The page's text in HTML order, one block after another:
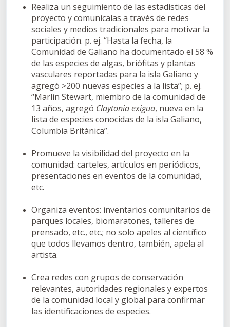
Realiza un seguimiento de las estadísticas del
proyecto y comunícalas a través de redes
sociales y medios tradicionales para motivar la
participación. p. ej. “Hasta la fecha, la
Comunidad de Galiano ha documentado el 58 %
de las especies de algas, briófitas y plantas
vasculares reportadas para la isla Galiano y
agregó >200 nuevas especies a la lista”; p. ej.
“Marlin Stewart, miembro de la comunidad de
13 años, agregó Claytonia exigua, nueva en la
lista de especies conocidas de la isla Galiano,
Columbia Británica”.
Promueve la visibilidad del proyecto en la
comunidad: carteles, artículos en periódicos,
presentaciones en eventos de la comunidad,
etc.
Organiza eventos: inventarios comunitarios de
parques locales, biomaratones, talleres de
prensado, etc., etc.; no solo apeles al científico
que todos llevamos dentro, también, apela al
artista.
Crea redes con grupos de conservación
relevantes, autoridades regionales y expertos
de la comunidad local y global para confirmar
las identificaciones de especies.